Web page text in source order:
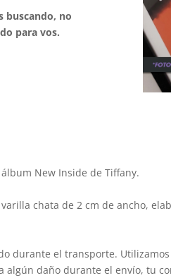
buscando, no
para vos.
New Inside de Tiffany.
chata de 2 cm de ancho,
durante el transporte.
daño durante el envío, tu